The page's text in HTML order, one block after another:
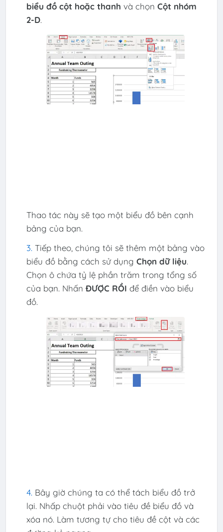
biểu đồ cột hoặc thanh và chọn Cột nhóm
2-D.
Thao tác này sẽ tạo một biểu đồ bên cạnh
bảng của bạn.
Tiếp theo, chúng tôi sẽ thêm một bảng vào
biểu đồ bằng cách sử dụng Chọn dữ liệu.
Chọn ô chứa tỷ lệ phần trăm trong tổng số
của bạn. Nhấn ĐƯỢC RỒI để điền vào biểu
đồ.
Bây giờ chúng ta có thể tách biểu đồ trở
lại. Nhấp chuột phải vào tiêu đề biểu đồ và
xóa nó. Làm tương tự cho tiêu đề cột và các